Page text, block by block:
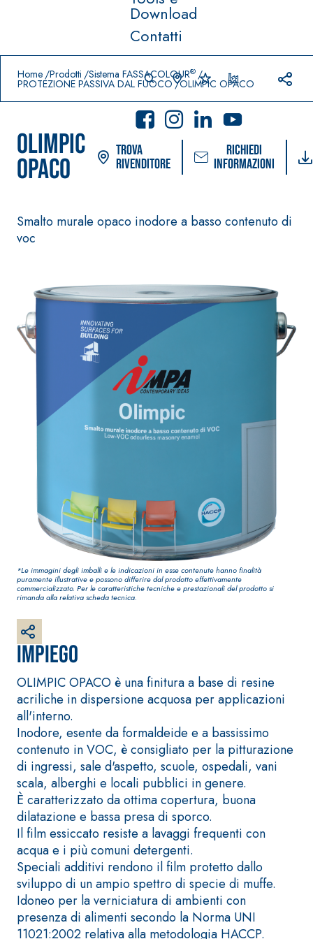
Download
Contatti
Home Prodotti Sistema FASSACOLOUR®
PROTEZIONE PASSIVA DAL FUOCO OLIMPIC OPACO
OLIMPIC
OPACO
Trova
rivenditore
Richiedi
informazioni
Smalto murale opaco inodore a basso contenuto di
voc
Impiego
OLIMPIC OPACO è una finitura a base di resine
acriliche in dispersione acquosa per applicazioni
all'interno.
Inodore, esente da formaldeide e a bassissimo
contenuto in VOC, è consigliato per la pitturazione
di ingressi, sale d'aspetto, scuole, ospedali, vani
scala, alberghi e locali pubblici in genere.
È caratterizzato da ottima copertura, buona
dilatazione e bassa presa di sporco.
Il film essiccato resiste a lavaggi frequenti con
acqua e i più comuni detergenti.
Speciali additivi rendono il film protetto dallo
sviluppo di un ampio spettro di specie di muffe.
Idoneo per la verniciatura di ambienti con
presenza di alimenti secondo la Norma UNI
11021:2002 relativa alla metodologia HACCP.
*Le immagini degli imballi e le indicazioni in esse contenute hanno finalità
puramente illustrative e possono differire dal prodotto effettivamente
commercializzato. Per le caratteristiche tecniche e prestazionali del prodotto si
rimanda alla relativa scheda tecnica.
Prodotti in primo piano
Sistema POSA PAVIMENTI
E RIVESTIMENTI
AQUAZIP ONE PRO
impermeabilizzante
elastica
monocomponente
polimero cementizia
Sistema
ultra opaca ad
qualità per interni
Sistema INTONACATURA
E COSTRUZIONE
PRODOTTI A BASE
CALCE AEREA
KB 13 EVOLUTION
Intonaco di fondo
per interni ed esterni
Sistema GYPSOTECH
LASTRE
GYPSOTECH
NUM TIPO DEFH1IR
Lastra in
Sistema RIPRISTINO DEL
CALCESTRUZZO
PRODOTTI TIXOTROPICI
GEOACTIVE R4 40
Malta rapida
contenente speciali
leganti
solfatoresistenti,
E RIVESTIMENTI
FASSAFLOOR LA
Lisciatura
autolivellante a
di anidrite e